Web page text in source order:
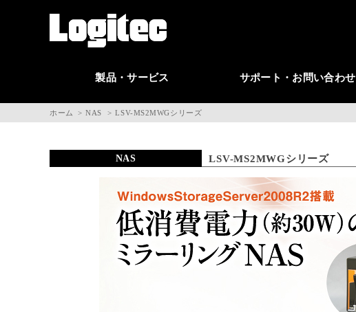
製品・サービス サポート・お問い合わせ
ホーム NAS LSV-MS2MWGシリーズ
NAS LSV-MS2MWGシリーズ